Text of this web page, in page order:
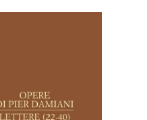
AGGIUNGI AL CARRELLO